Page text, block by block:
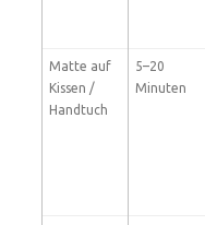
Matte auf
Kissen /
Handtuch
5–20
Minuten